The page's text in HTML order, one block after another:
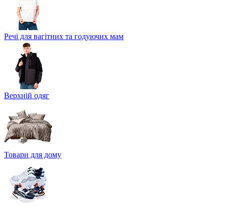
Речі для вагітних та годуючих мам
Верхній одяг
Товари для дому